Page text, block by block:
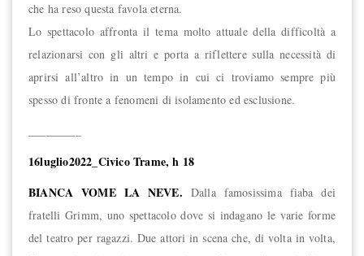
che ha reso questa favola eterna.
Lo spettacolo affronta il tema molto attuale della difficoltà a
relazionarsi con gli altri e porta a riflettere sulla necessità di
aprirsi all’altro in un tempo in cui ci troviamo sempre più
spesso di fronte a fenomeni di isolamento ed esclusione.
16luglio2022_Civico Trame, h 18
BIANCA VOME LA NEVE. Dalla famosissima fiaba dei
fratelli Grimm, uno spettacolo dove si indagano le varie forme
del teatro per ragazzi. Due attori in scena che, di volta in volta,